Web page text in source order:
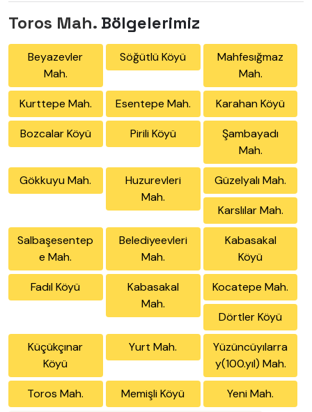
Toros Mah. Bölgelerimiz
Beyazevler
Mah.
Söğütlü Köyü
Mahfesığmaz
Mah.
Kurttepe Mah. Esentepe Mah. Karahan Köyü
Bozcalar Köyü Pirili Köyü
Şambayadı
Mah.
Gökkuyu Mah.
Huzurevleri
Mah.
Güzelyalı Mah.
Karslılar Mah.
Salbaşesentep
e Mah.
Belediyeevleri
Mah.
Kabasakal
Köyü
Fadıl Köyü
Kabasakal
Mah.
Kocatepe Mah.
Dörtler Köyü
Küçükçınar
Köyü
Yurt Mah.
Yüzüncüyılarra
y(100.yıl) Mah.
Toros Mah. Memişli Köyü Yeni Mah.